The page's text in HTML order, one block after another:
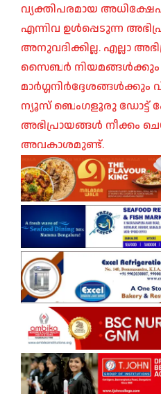
വ്യക്തിപരമായ
എന്നിവ ഉൾപ്പെടുന്ന
അനുവദിക്കില്ല. എല്ലാ
സൈബർ നിയമങ്ങൾക്കും
മാർഗ്ഗനിർദ്ദേശങ്ങൾക്കും
ന്യൂസ് ബെംഗളൂരു ഡോട്ട്
അഭിപ്രായങ്ങൾ നീക്കം
അവകാശമുണ്ട്.